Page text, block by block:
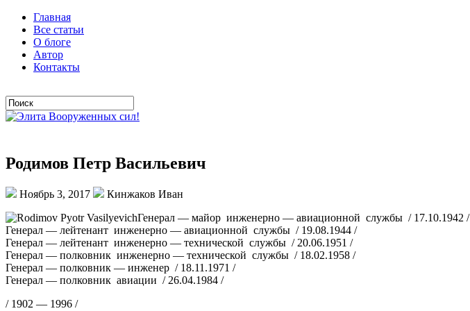
Главная
Все статьи
О блоге
Автор
Контакты
Родимов Петр Васильевич
Ноябрь 3, 2017
Кинжаков Иван
Генерал — майор инженерно — авиационной службы / 17.10.1942 /
Генерал — лейтенант инженерно — авиационной службы / 19.08.1944 /
Генерал — лейтенант инженерно — технической службы / 20.06.1951 /
Генерал — полковник инженерно — технической службы / 18.02.1958 /
Генерал — полковник — инженер / 18.11.1971 /
Генерал — полковник авиации / 26.04.1984 /
/ 1902 — 1996 /